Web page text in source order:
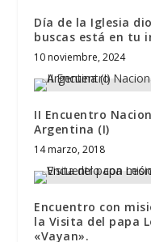
Día de la Iglesia
buscas está en tu
10 noviembre, 2024
II Encuentro
Argentina (I)
14 marzo, 2018
Encuentro con
la Visita del papa
«Vayan».